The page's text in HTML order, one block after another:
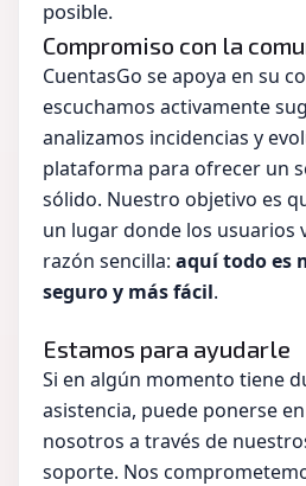
posible.
Compromiso con la
CuentasGo se apoya en su
escuchamos activamente
analizamos incidencias y
plataforma para ofrecer un
sólido. Nuestro objetivo es
un lugar donde los usuarios
razón sencilla: aquí todo es
seguro y más fácil.
Estamos para ayudarle
Si en algún momento tiene
asistencia, puede ponerse
nosotros a través de
soporte. Nos